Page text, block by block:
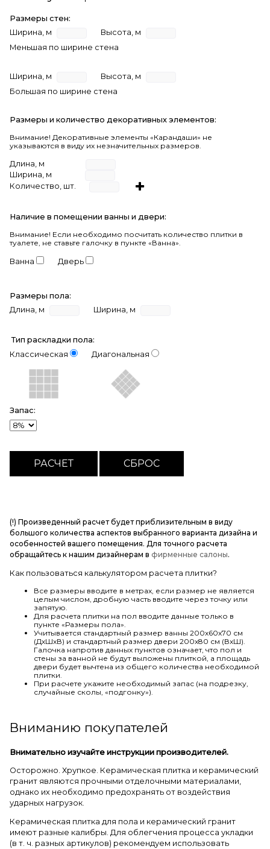
Размеры стен:
Ширина, м
Высота, м
Меньшая по ширине стена
Ширина, м
Высота, м
Большая по ширине стена
Размеры и количество декоративных элементов:
Внимание! Декоративные элементы «Карандаши» не
указываются в виду их незначительных размеров.
Длина, м
Ширина, м
Количество, шт.
Наличие в помещении ванны и двери:
Внимание! Если необходимо посчитать количество плитки в
туалете, не ставьте галочку в пункте «Ванна».
Ванна Дверь
Размеры пола:
Длина, м
Ширина, м
Тип раскладки пола:
Классическая
Диагональная
Запас:
(!) Произведенный расчет будет приблизительным в виду
большого количества аспектов выбранного варианта дизайна и
особенностей вашего помещения. Для точного расчета
обращайтесь к нашим дизайнерам в фирменные салоны.
Как пользоваться калькулятором расчета плитки?
Все размеры вводите в метрах, если размер не является
целым числом, дробную часть вводите через точку или
запятую.
Для расчета плитки на пол вводите данные только в
пункте «Размеры пола».
Учитывается стандартный размер ванны 200х60х70 см
(ДхШхВ) и стандартный размер двери 200х80 см (ВхШ).
Галочка напротив данных пунктов означает, что пол и
стены за ванной не будут выложены плиткой, а площадь
двери будет вычтена из общего количества необходимой
плитки.
При расчете укажите необходимый запас (на подрезку,
случайные сколы, «подгонку»).
Вниманию покупателей
Внимательно изучайте инструкции производителей.
Осторожно. Хрупкое. Керамическая плитка и керамический
гранит являются прочными отделочными материалами,
однако их необходимо предохранять от воздействия
ударных нагрузок.
Керамическая плитка для пола и керамический гранит
имеют разные калибры. Для облегчения процесса укладки
(в т. ч. разных артикулов) рекомендуем использовать